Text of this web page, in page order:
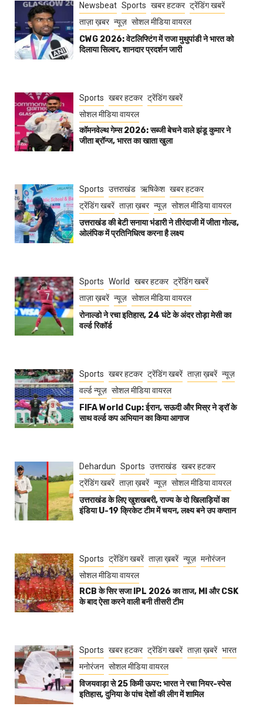
Newsbeat Sports खबर हटकर ट्रेंडिंग खबरें
ताज़ा ख़बर न्यूज़ सोशल मीडिया वायरल
CWG 2026: वेटलिफ्टिंग में राजा मुथुपांडी ने भारत को
दिलाया सिल्वर, शानदार प्रदर्शन जारी
Sports खबर हटकर ट्रेंडिंग खबरें
सोशल मीडिया वायरल
कॉमनवेल्थ गेम्स 2026: सब्जी बेचने वाले झंडू कुमार ने
जीता ब्रॉन्ज, भारत का खाता खुला
Sports उत्तराखंड ऋषिकेश खबर हटकर
ट्रेंडिंग खबरें ताज़ा ख़बर न्यूज़ सोशल मीडिया वायरल
उत्तराखंड की बेटी सनाया भंडारी ने तीरंदाजी में जीता गोल्ड,
ओलंपिक में प्रतिनिधित्व करना है लक्ष्य
Sports World खबर हटकर ट्रेंडिंग खबरें
ताज़ा ख़बरें न्यूज़ सोशल मीडिया वायरल
रोनाल्डो ने रचा इतिहास, 24 घंटे के अंदर तोड़ा मेसी का
वर्ल्ड रिकॉर्ड
Sports खबर हटकर ट्रेंडिंग खबरें ताज़ा ख़बरें न्यूज़
वर्ल्ड न्यूज़ सोशल मीडिया वायरल
FIFA World Cup: ईरान, सऊदी और मिस्र ने ड्रॉ के
साथ वर्ल्ड कप अभियान का किया आगाज
Dehardun Sports उत्तराखंड खबर हटकर
ट्रेंडिंग खबरें ताज़ा ख़बरें न्यूज़ सोशल मीडिया वायरल
उत्तराखंड के लिए खुशखबरी, राज्य के दो खिलाड़ियों का
इंडिया U-19 क्रिकेट टीम में चयन, लक्ष्य बने उप कप्तान
Sports ट्रेंडिंग खबरें ताज़ा ख़बरें न्यूज़ मनोरंजन
सोशल मीडिया वायरल
RCB के सिर सजा IPL 2026 का ताज, MI और CSK
के बाद ऐसा करने वाली बनी तीसरी टीम
Sports खबर हटकर ट्रेंडिंग खबरें ताज़ा ख़बरें भारत
मनोरंजन सोशल मीडिया वायरल
विजयवाड़ा से 25 किमी ऊपर: भारत ने रचा नियर-स्पेस
इतिहास, दुनिया के पांच देशों की लीग में शामिल